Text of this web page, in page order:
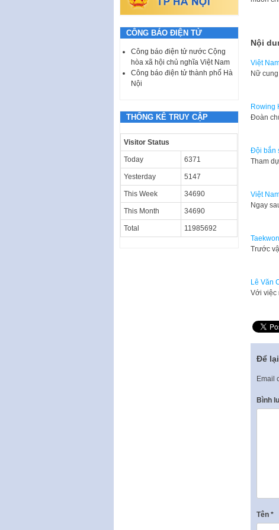
Nội
Việt
Nữ
Rowing
Đoàn
Đội bắn
Tham
Việt
Ngay
Trước
Lê Văn
Với việc
Để
Email
Bình
Tên *
CÔNG BÁO ĐIỆN TỬ
Công báo điện tử nước Cộng
hòa xã hội chủ nghĩa Việt Nam
Công báo điện tử thành phố Hà
Nội
THỐNG KÊ TRUY CẬP
Visitor Status
Today 6371
Yesterday 5147
This Week 34690
This Month 34690
Total 11985692